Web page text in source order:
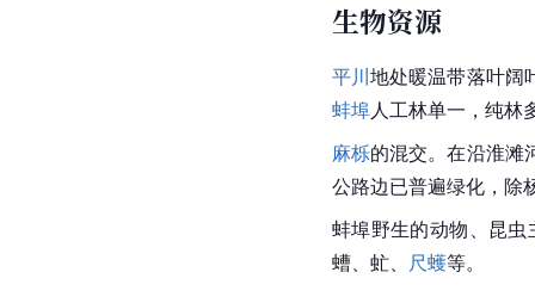
生物资源
平川地处暖温带落叶阔
蚌埠人工林单一，纯林
麻栎的混交。在沿淮滩
公路边已普遍绿化，除
蚌埠野生的动物、昆虫
螬、 虻、 尺蠖等。